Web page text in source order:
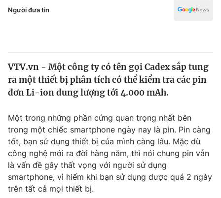
Pháp luật
Thế giới
Tin tức
Câu chuyện quốc tế
Kinh tế
Tài chính
Thị trường
Góc doanh nghiệp
Dữ liệu và đời sống
Truyền hình
Phim VTV
Hậu trường
Giải trí
Công nghệ
Người đưa tin
VTV.vn - Một công ty có tên gọi Cadex sắp tung
ra một thiết bị phân tích có thể kiểm tra các pin
đơn Li-ion dung lượng tới 4.000 mAh.
Một trong những phần cứng quan trọng nhất bên
trong một chiếc smartphone ngày nay là pin. Pin càng
tốt, bạn sử dụng thiết bị của mình càng lâu. Mặc dù
công nghệ mới ra đời hàng năm, thì nói chung pin vẫn
là vấn đề gây thất vọng với người sử dụng
smartphone, vì hiếm khi bạn sử dụng được quá 2 ngày
trên tất cả mọi thiết bị.